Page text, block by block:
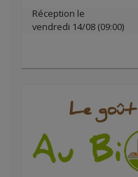
Réception le
vendredi 14/08 (09:00)